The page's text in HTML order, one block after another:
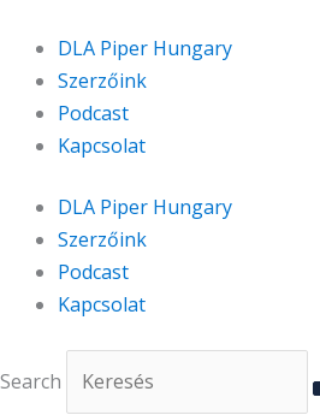
content
DLA Piper Hungary
Szerzőink
Podcast
Kapcsolat
DLA Piper Hungary
Szerzőink
Podcast
Kapcsolat
Search